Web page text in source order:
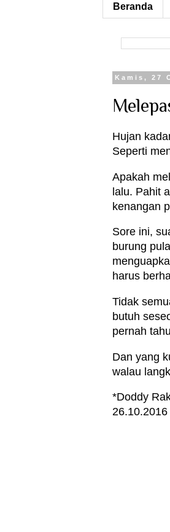
Beranda
Kamis, 27
Hujan
Seperti
Apakah
lalu. Pahit
kenangan
Sore ini,
burung
harus
Tidak
butuh
pernah
Dan yang
walau
*Doddy
26.10.2016